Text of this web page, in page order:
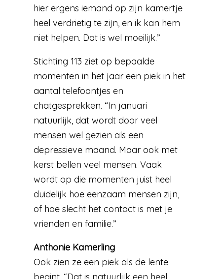
hier ergens iemand op zijn kamertje
heel verdrietig te zijn, en ik kan hem
niet helpen. Dat is wel moeilijk.”
Stichting 113 ziet op bepaalde
momenten in het jaar een piek in het
aantal telefoontjes en
chatgesprekken. “In januari
natuurlijk, dat wordt door veel
mensen wel gezien als een
depressieve maand. Maar ook met
kerst bellen veel mensen. Vaak
wordt op die momenten juist heel
duidelijk hoe eenzaam mensen zijn,
of hoe slecht het contact is met je
vrienden en familie.”
Anthonie Kamerling
Ook zien ze een piek als de lente